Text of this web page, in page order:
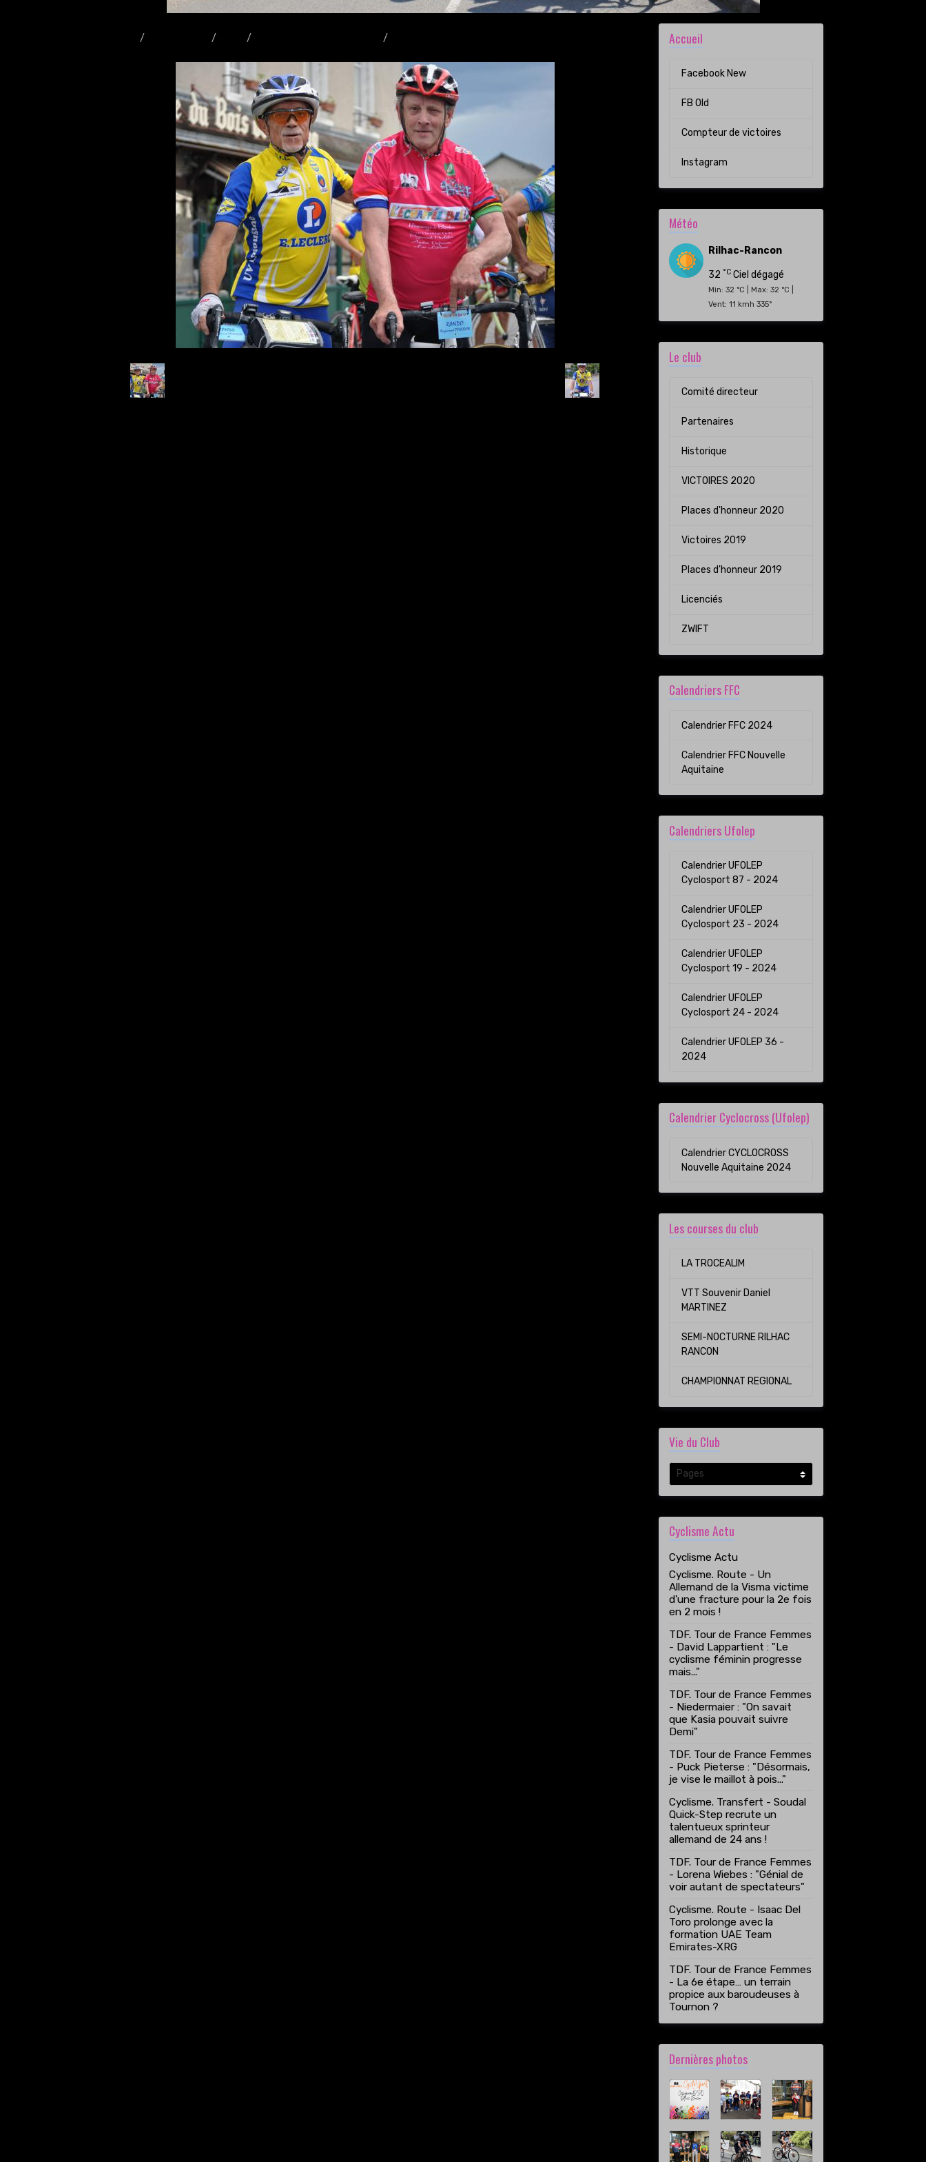
Accueil
Facebook New
FB Old
Compteur de victoires
Instagram
Météo
Rilhac-Rancon
32 °CCiel dégagé
Min: 32 °C | Max: 32 °C |
Vent: 11 kmh 335°
Le club
Comité directeur
Partenaires
Historique
VICTOIRES 2020
Places d'honneur 2020
Victoires 2019
Places d'honneur 2019
Licenciés
ZWIFT
Calendriers FFC
Calendrier FFC 2024
Calendrier FFC Nouvelle
Aquitaine
Calendriers Ufolep
Calendrier UFOLEP
Cyclosport 87 - 2024
Calendrier UFOLEP
Cyclosport 23 - 2024
Calendrier UFOLEP
Cyclosport 19 - 2024
Calendrier UFOLEP
Cyclosport 24 - 2024
Calendrier UFOLEP 36 -
2024
Calendrier Cyclocross (Ufolep)
Calendrier CYCLOCROSS
Nouvelle Aquitaine 2024
Les courses du club
LA TROCEALIM
VTT Souvenir Daniel
MARTINEZ
SEMI-NOCTURNE RILHAC
RANCON
CHAMPIONNAT REGIONAL
Vie du Club
Cyclisme Actu
Cyclisme Actu
Cyclisme. Route - Un
Allemand de la Visma victime
d'une fracture pour la 2e fois
en 2 mois !
TDF. Tour de France Femmes
- David Lappartient : "Le
cyclisme féminin progresse
mais..."
TDF. Tour de France Femmes
- Niedermaier : "On savait
que Kasia pouvait suivre
Demi"
TDF. Tour de France Femmes
- Puck Pieterse : "Désormais,
je vise le maillot à pois..."
Cyclisme. Transfert - Soudal
Quick-Step recrute un
talentueux sprinteur
allemand de 24 ans !
TDF. Tour de France Femmes
- Lorena Wiebes : "Génial de
voir autant de spectateurs"
Cyclisme. Route - Isaac Del
Toro prolonge avec la
formation UAE Team
Emirates-XRG
TDF. Tour de France Femmes
- La 6e étape… un terrain
propice aux baroudeuses à
Tournon ?
Dernières photos